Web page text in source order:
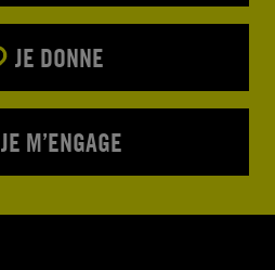
JE DONNE
JE M’ENGAGE